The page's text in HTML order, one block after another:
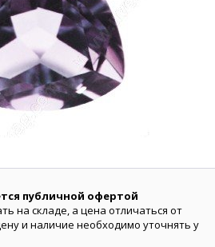
публичной офертой
на складе, а цена отличаться от
и наличие необходимо уточнять у